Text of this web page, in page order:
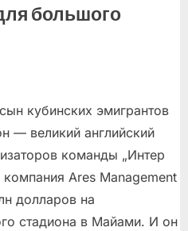
большого
кубинских эмигрантов
— великий английский
команды „Интер
Ares Management
долларов на
стадиона в Майами. И он